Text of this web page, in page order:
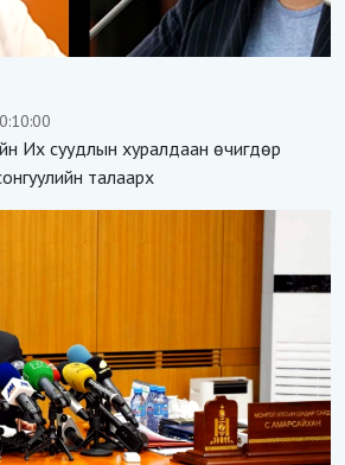
Их суудлын хуралдаан өчигдөр
талаарх